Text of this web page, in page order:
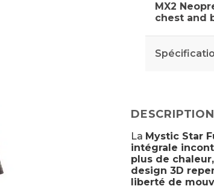
MX2
chest and
DESCRIPTION
La Mystic Star
intégrale
plus de
design 3D
liberté de